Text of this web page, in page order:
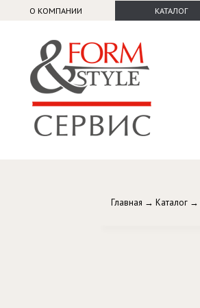
О КОМПАНИИ КАТАЛОГ
Главная → Каталог →